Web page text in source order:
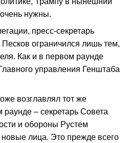
нужны.
пресс-секретарь
ограничился лишь тем,
Как и в первом раунде
управления Генштаба
возглавлял тот же
раунде – секретарь Совета
и обороны Рустем
лица. Это прежде всего